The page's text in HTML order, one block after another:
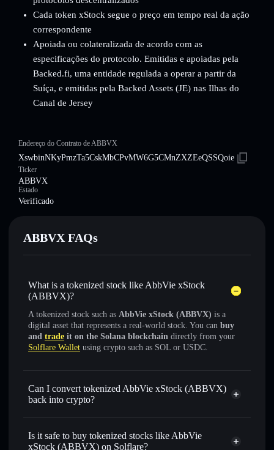
Cada token xStock segue o preço em tempo real da ação
correspondente
Apoiada ou colateralizada de acordo com as
especificações do protocolo. Emitidas e apoiadas pela
Backed.fi, uma entidade regulada a operar a partir da
Suíça, e emitidas pela Backed Assets (JE) nas Ilhas do
Canal de Jersey
Endereço do Contrato de ABBVX
XswbinNKyPmzTa5CskMbCPvMW6G5CMnZXZEeQSSQoie
Ticker
ABBVX
Estado
Verificado
ABBVX FAQs
What is a tokenized stock like AbbVie xStock
(ABBVX)?
A tokenized stock such as AbbVie xStock (ABBVX) is a
digital asset that represents a real-world stock. You can buy
and trade it on the Solana blockchain directly from your
Solflare Wallet using crypto such as SOL or USDC.
Can I convert tokenized AbbVie xStock (ABBVX)
back into crypto?
AbbVie xStock
swapped
Is it safe to buy tokenized stocks like AbbVie
xStock (ABBVX) on Solflare?